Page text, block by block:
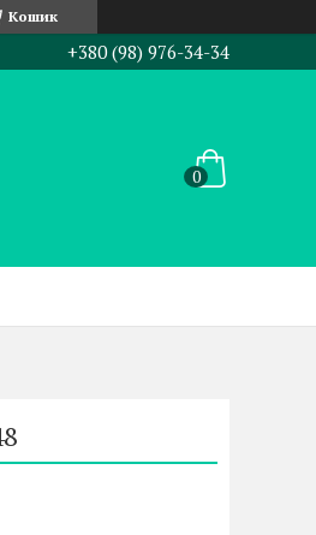
Кошик
+380 (98) 976-34-34